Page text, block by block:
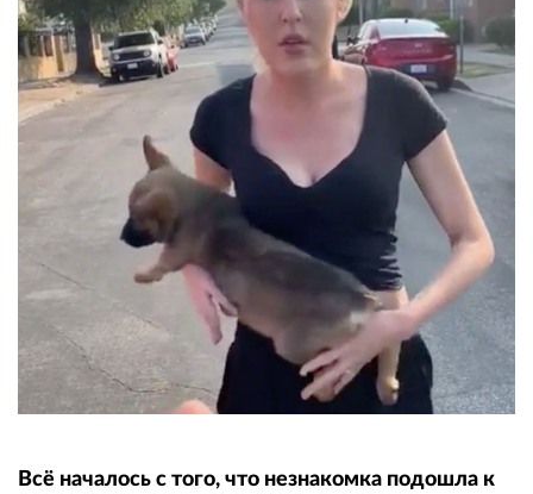
Всё началось с того, что незнакомка подошла к